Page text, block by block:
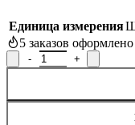
Единица измерения
5 заказов
Количество товара